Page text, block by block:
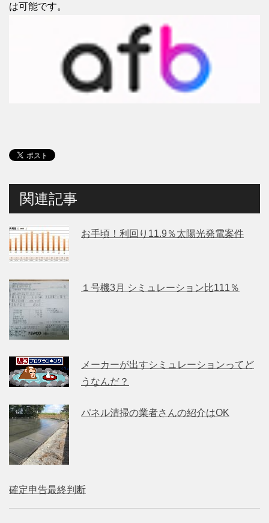
は可能です。
関連記事
お手頃！利回り11.9％太陽光発電案件
１号機3月 シミュレーション比111％
メーカーが出すシミュレーションってど
うなんだ？
パネル清掃の業者さんの紹介はOK
確定申告最終判断